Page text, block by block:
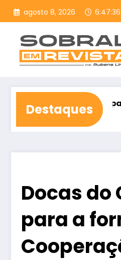
Pular
para
conteúdo
agosto 8, 2026
Destaques
bilhões para bets em
Docas
para a